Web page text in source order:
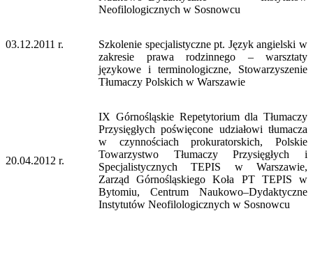
Neofilologicznych w Sosnowcu
03.12.2011 r.
Szkolenie specjalistyczne pt. Język angielski w
zakresie prawa rodzinnego – warsztaty
językowe i terminologiczne, Stowarzyszenie
Tłumaczy Polskich w Warszawie
20.04.2012 r.
IX Górnośląskie Repetytorium dla Tłumaczy
Przysięgłych poświęcone udziałowi tłumacza
w czynnościach prokuratorskich, Polskie
Towarzystwo Tłumaczy Przysięgłych i
Specjalistycznych TEPIS w Warszawie,
Zarząd Górnośląskiego Koła PT TEPIS w
Bytomiu, Centrum Naukowo–Dydaktyczne
Instytutów Neofilologicznych w Sosnowcu